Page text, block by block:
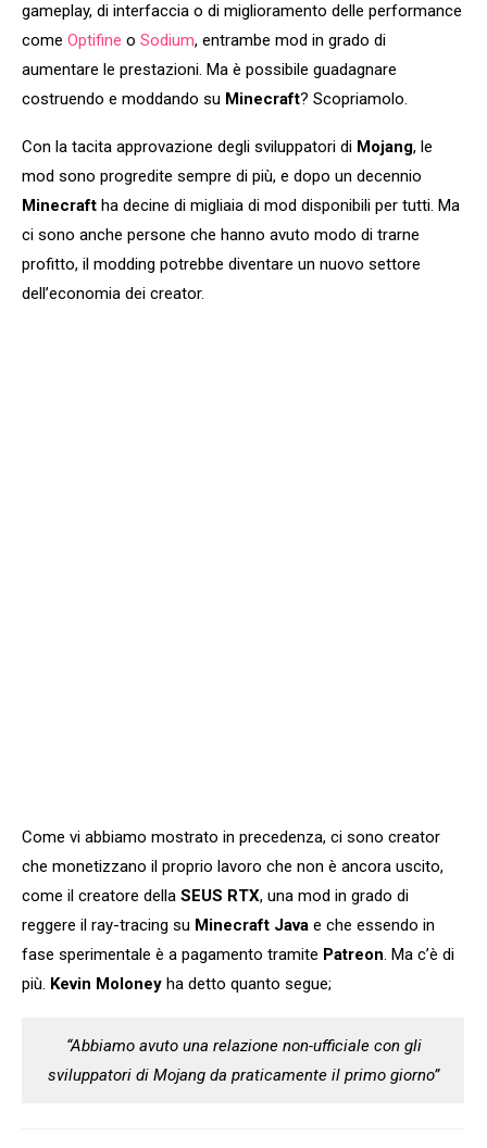
gameplay, di interfaccia o di miglioramento delle performance
come Optifine o Sodium, entrambe mod in grado di
aumentare le prestazioni. Ma è possibile guadagnare
costruendo e moddando su Minecraft? Scopriamolo.
Con la tacita approvazione degli sviluppatori di Mojang, le
mod sono progredite sempre di più, e dopo un decennio
Minecraft ha decine di migliaia di mod disponibili per tutti. Ma
ci sono anche persone che hanno avuto modo di trarne
profitto, il modding potrebbe diventare un nuovo settore
dell’economia dei creator.
Come vi abbiamo mostrato in precedenza, ci sono creator
che monetizzano il proprio lavoro che non è ancora uscito,
come il creatore della SEUS RTX, una mod in grado di
reggere il ray-tracing su Minecraft Java e che essendo in
fase sperimentale è a pagamento tramite Patreon. Ma c’è di
più. Kevin Moloney ha detto quanto segue;
“Abbiamo avuto una relazione non-ufficiale con gli
sviluppatori di Mojang da praticamente il primo giorno”